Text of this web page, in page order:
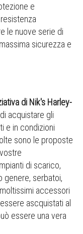
e
le nuove serie di
sicurezza e
di Nik's Harley-
acquistare gli
e in condizioni
sono le proposte
di scarico,
genere, serbatoi,
accessori
ascquistati al
essere una vera